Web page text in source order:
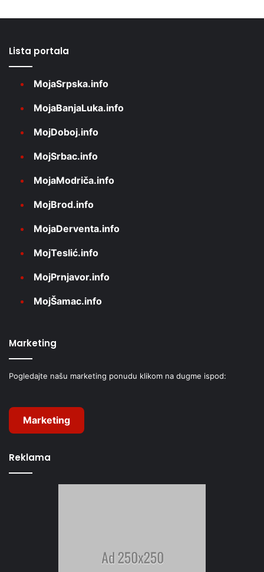
Lista portala
MojaSrpska.info
MojaBanjaLuka.info
MojDoboj.info
MojSrbac.info
MojaModriča.info
MojBrod.info
MojaDerventa.info
MojTeslić.info
MojPrnjavor.info
MojŠamac.info
Marketing
Pogledajte našu marketing ponudu klikom na dugme ispod:
Marketing
Reklama